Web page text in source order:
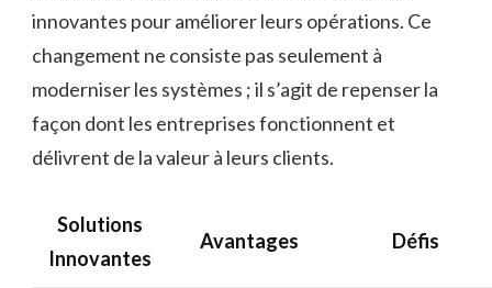
innovantes pour améliorer leurs opérations. Ce
changement ne consiste pas seulement à
moderniser les systèmes ; il s’agit de repenser la
façon dont les entreprises fonctionnent et
délivrent de la valeur à leurs clients.
Solutions
Innovantes
Avantages Défis